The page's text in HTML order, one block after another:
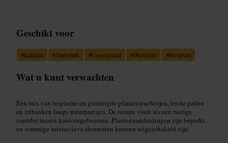
Geschikt voor
#Daktuin #Stadspark #Groeninstad #Wandelen #Rustpunt
Wat u kunt verwachten
Een mix van tropische en gematigde plantenwachtrijen, brede paden
en zitbanken langs waterpartijen. De ruimte voelt als een rustige
corridor tussen kantoorgebouwen. Plantenaanduidingen zijn beperkt,
en sommige interactieve elementen kunnen uitgeschakeld zijn.